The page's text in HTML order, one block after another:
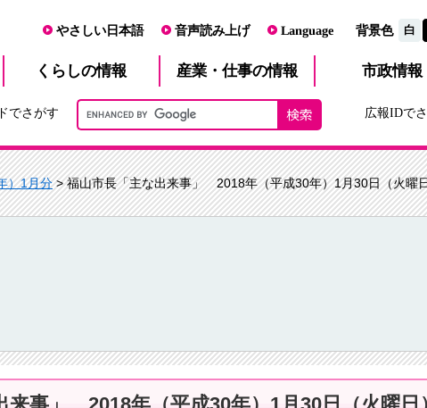
やさしい日本語 音声読み上げ Language 背景色 白
くらしの情報 産業・仕事の情報 市政情報
でさがす 広報IDで
）1月分> 福山市長「主な出来事」 2018年（平成30年）1月30日（火曜